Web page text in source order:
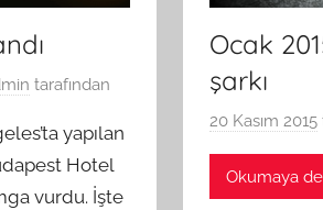
tarafından
yapılan
Hotel
vurdu. İşte
Ocak
şarkı
20 Kasım 2015
Okumaya